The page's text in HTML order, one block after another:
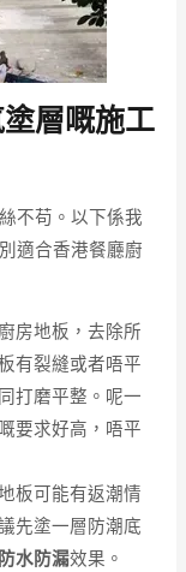
層嘅施工
不苟。以下係我
適合香港餐廳廚
房地板，去除所
有裂縫或者唔平
打磨平整。呢一
要求好高，唔平
板可能有返潮情
先塗一層防潮底
防水防漏效果。